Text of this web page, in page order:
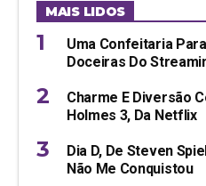
MAIS LIDOS
Uma Confeitaria
Doceiras Do
Charme E Diversão
Holmes 3, Da Netflix
Dia D, De Steven
Não Me Conquistou